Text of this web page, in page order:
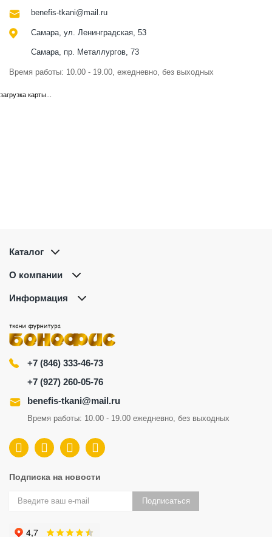
benefis-tkani@mail.ru
Самара, ул. Ленинградская, 53
Самара, пр. Металлургов, 73
Время работы: 10.00 - 19.00, ежедневно, без выходных
загрузка карты...
Каталог
О компании
Информация
+7 (846) 333-46-73
+7 (927) 260-05-76
benefis-tkani@mail.ru
Время работы: 10.00 - 19.00 ежедневно, без выходных
Подписка на новости
Подписаться